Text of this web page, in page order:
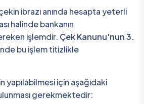
çekin ibrazı anında hesapta yeterli
halinde bankanın
işlemdir. Çek Kanunu'nun 3.
bu işlem titizlikle
yapılabilmesi için aşağıdaki
gerekmektedir: